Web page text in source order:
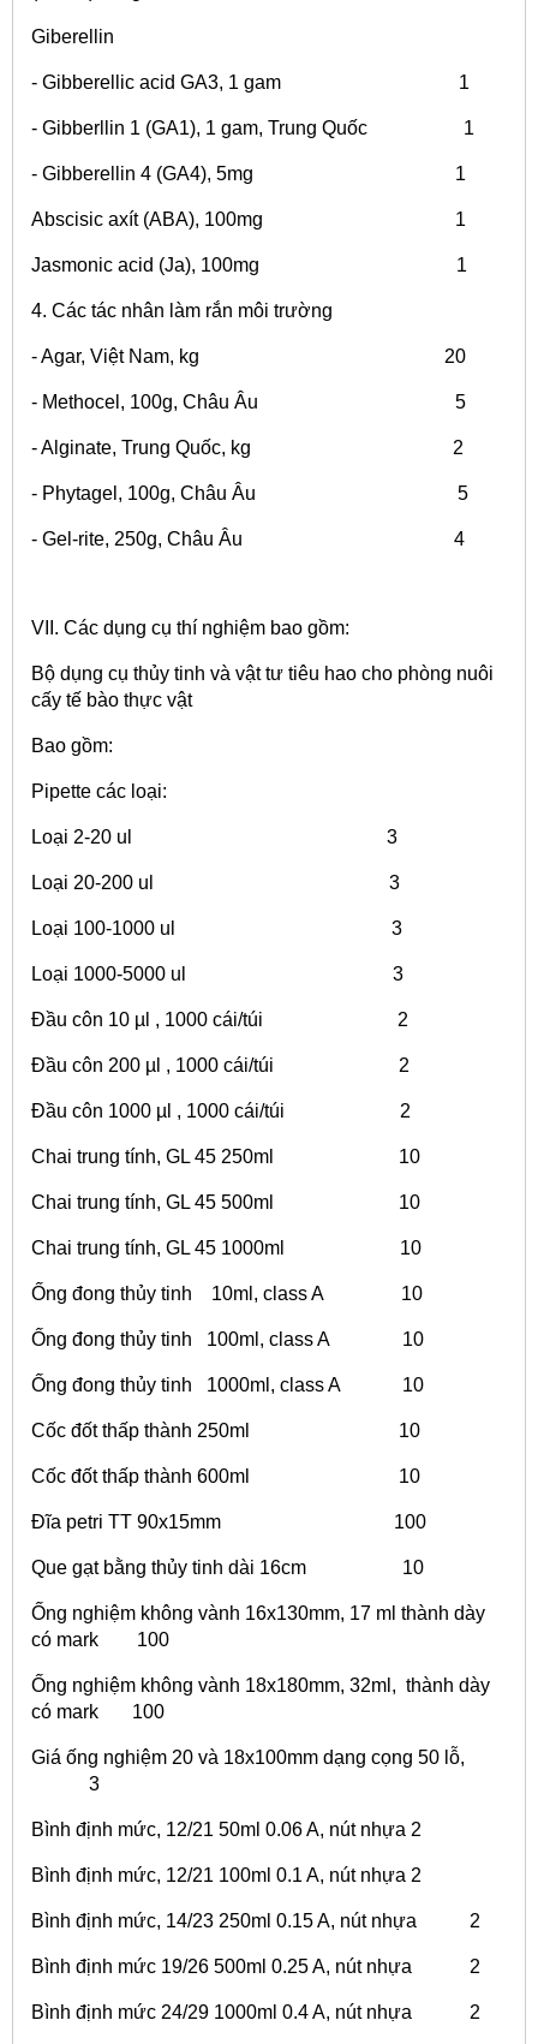
Giberellin
- Gibberellic acid GA3, 1 gam 1
- Gibberllin 1 (GA1), 1 gam, Trung Quốc 1
- Gibberellin 4 (GA4), 5mg 1
Abscisic axít (ABA), 100mg 1
Jasmonic acid (Ja), 100mg 1
4. Các tác nhân làm rắn môi trường
- Agar, Việt Nam, kg 20
- Methocel, 100g, Châu Âu 5
- Alginate, Trung Quốc, kg 2
- Phytagel, 100g, Châu Âu 5
- Gel-rite, 250g, Châu Âu 4
VII. Các dụng cụ thí nghiệm bao gồm:
Bộ dụng cụ thủy tinh và vật tư tiêu hao cho phòng nuôi
cấy tế bào thực vật
Bao gồm:
Pipette các loại:
Loại 2-20 ul 3
Loại 20-200 ul 3
Loại 100-1000 ul 3
Loại 1000-5000 ul 3
Đầu côn 10 µl , 1000 cái/túi 2
Đầu côn 200 µl , 1000 cái/túi 2
Đầu côn 1000 µl , 1000 cái/túi 2
Chai trung tính, GL 45 250ml 10
Chai trung tính, GL 45 500ml 10
Chai trung tính, GL 45 1000ml 10
Ống đong thủy tinh 10ml, class A 10
Ống đong thủy tinh 100ml, class A 10
Ống đong thủy tinh 1000ml, class A 10
Cốc đốt thấp thành 250ml 10
Cốc đốt thấp thành 600ml 10
Đĩa petri TT 90x15mm 100
Que gạt bằng thủy tinh dài 16cm 10
Ống nghiệm không vành 16x130mm, 17 ml thành dày
có mark 100
Ống nghiệm không vành 18x180mm, 32ml, thành dày
có mark 100
Giá ống nghiệm 20 và 18x100mm dạng cọng 50 lỗ,
3
Bình định mức, 12/21 50ml 0.06 A, nút nhựa 2
Bình định mức, 12/21 100ml 0.1 A, nút nhựa 2
Bình định mức, 14/23 250ml 0.15 A, nút nhựa 2
Bình định mức 19/26 500ml 0.25 A, nút nhựa 2
Bình định mức 24/29 1000ml 0.4 A, nút nhựa 2